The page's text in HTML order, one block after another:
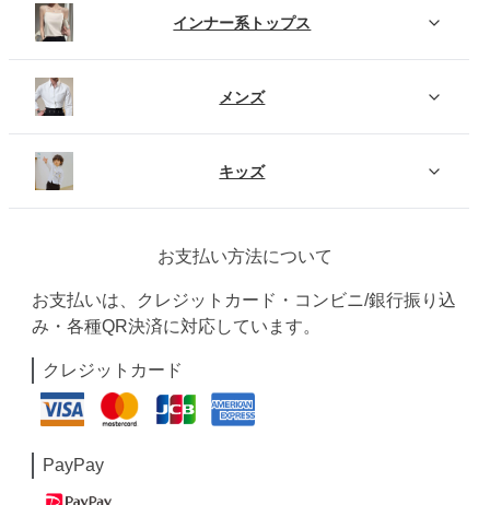
インナー系トップス
メンズ
キッズ
お支払い方法について
お支払いは、クレジットカード・コンビニ/銀行振り込
み・各種QR決済に対応しています。
クレジットカード
PayPay